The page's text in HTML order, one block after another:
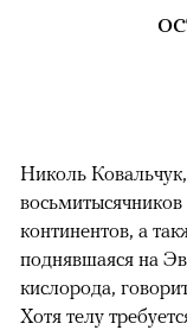
Николь
континентов, а
поднявшаяся на
кислорода,
Хотя телу